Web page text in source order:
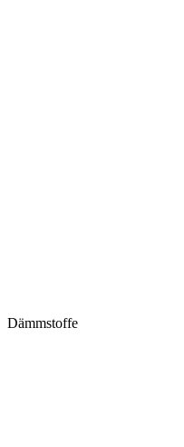
Dämmstoffe